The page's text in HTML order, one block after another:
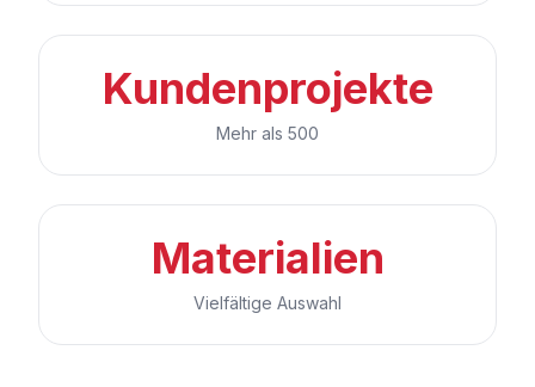
Kundenprojekte
Mehr als 500
Materialien
Vielfältige Auswahl